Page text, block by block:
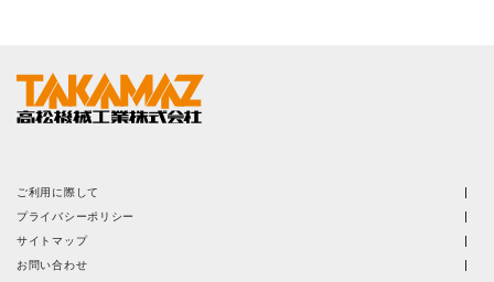
ご利用に際して
プライバシーポリシー
サイトマップ
お問い合わせ